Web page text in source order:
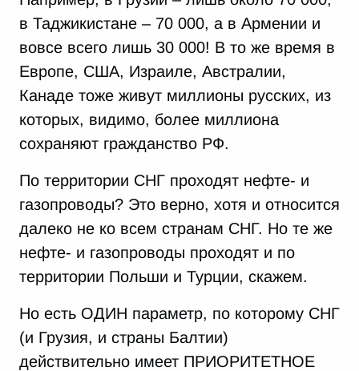
в Таджикистане – 70 000, а в Армении и
вовсе всего лишь 30 000! В то же время в
Европе, США, Израиле, Австралии,
Канаде тоже живут миллионы русских, из
которых, видимо, более миллиона
сохраняют гражданство РФ.
По территории СНГ проходят нефте- и
газопроводы? Это верно, хотя и относится
далеко не ко всем странам СНГ. Но те же
нефте- и газопроводы проходят и по
территории Польши и Турции, скажем.
Но есть ОДИН параметр, по которому СНГ
(и Грузия, и страны Балтии)
действительно имеет ПРИОРИТЕТНОЕ